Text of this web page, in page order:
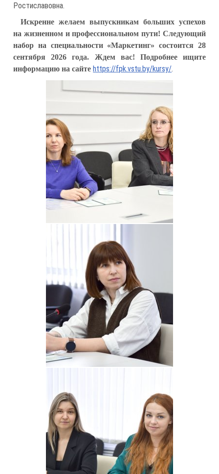
Ростиславовна.
Искренне желаем выпускникам больших успехов
на жизненном и профессиональном пути! Следующий
набор на специальности «Маркетинг» состоится 28
сентября 2026 года. Ждем вас! Подробнее ищите
информацию на сайте https://fpk.vstu.by/kursy/.